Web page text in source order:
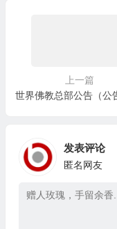
上一篇
发表评论
匿名网友